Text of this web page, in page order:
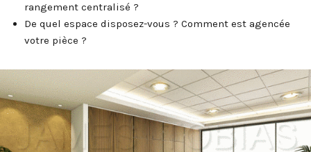
rangement centralisé ?
De quel espace disposez-vous ? Comment est agencée
votre pièce ?